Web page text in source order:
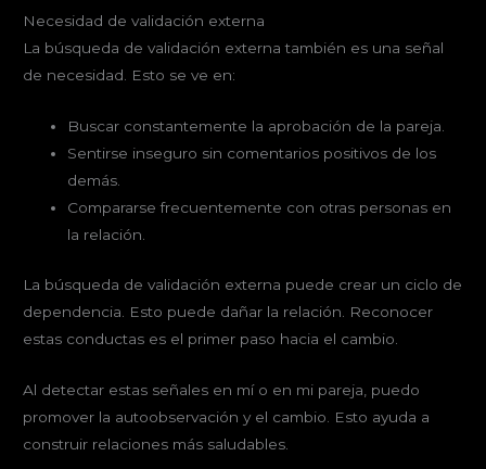
Necesidad de validación externa
La búsqueda de validación externa también es una señal
de necesidad. Esto se ve en:
Buscar constantemente la aprobación de la pareja.
Sentirse inseguro sin comentarios positivos de los
demás.
Compararse frecuentemente con otras personas en
la relación.
La búsqueda de validación externa puede crear un ciclo de
dependencia. Esto puede dañar la relación. Reconocer
estas conductas es el primer paso hacia el cambio.
Al detectar estas señales en mí o en mi pareja, puedo
promover la autoobservación y el cambio. Esto ayuda a
construir relaciones más saludables.